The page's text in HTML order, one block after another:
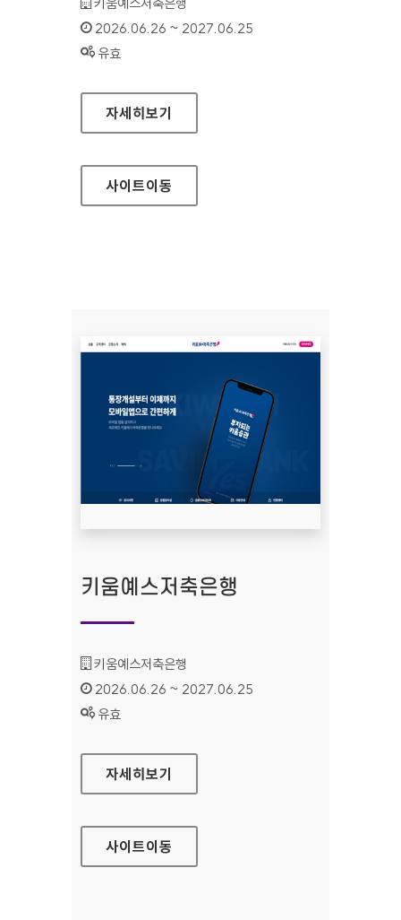
인증기간 :
2026.06.26 ~ 2027.06.25
상태 :
유효
키움예스저축은행(모바일웹)
자세히보기
사이트이동
키움예스저축은행
기관명 :
키움예스저축은행
인증기간 :
2026.06.26 ~ 2027.06.25
상태 :
유효
키움예스저축은행
자세히보기
사이트이동